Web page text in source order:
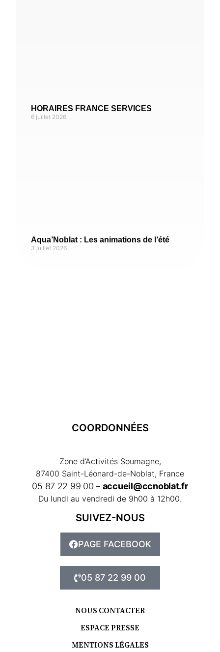
HORAIRES FRANCE SERVICES
6 juillet 2026
Aqua’Noblat : Les animations de l’été
3 juillet 2026
COORDONNÉES
Zone d’Activités Soumagne,
87400 Saint-Léonard-de-Noblat, France
05 87 22 99 00 – accueil@ccnoblat.fr
Du lundi au vendredi de 9h00 à 12h00.
SUIVEZ-NOUS
PAGE FACEBOOK
05 87 22 99 00
NOUS CONTACTER
ESPACE PRESSE
MENTIONS LÉGALES